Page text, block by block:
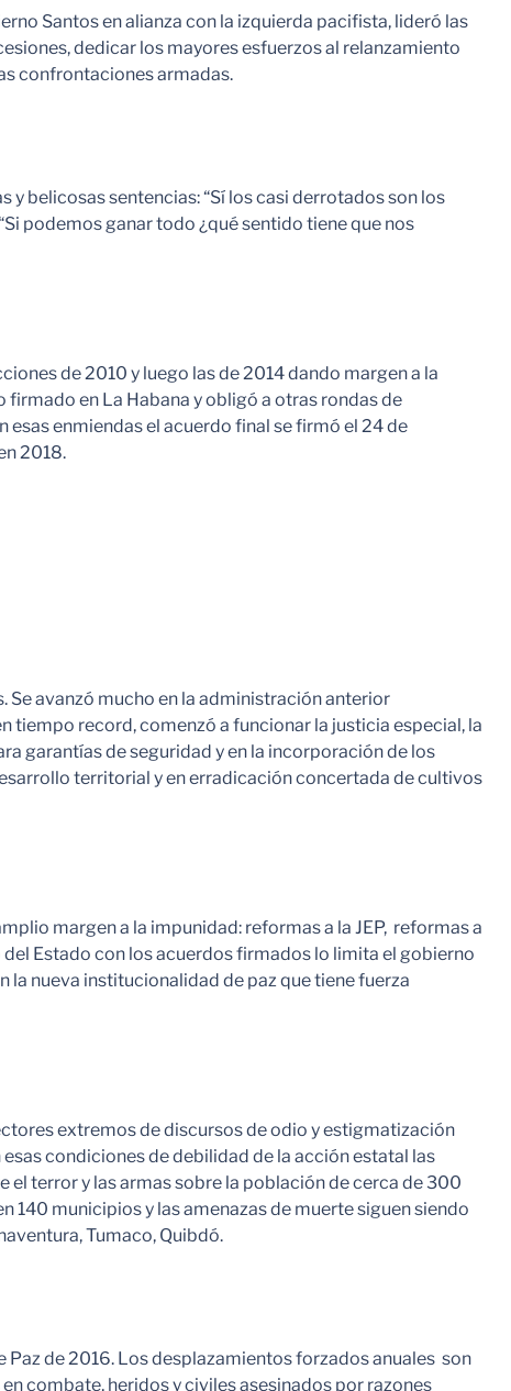
Santos en alianza con la izquierda pacifista, lideró las
dedicar los mayores esfuerzos al relanzamiento
confrontaciones armadas.
belicosas sentencias: “Sí los casi derrotados son los
podemos ganar todo ¿qué sentido tiene que nos
de 2010 y luego las de 2014 dando margen a la
en La Habana y obligó a otras rondas de
enmiendas el acuerdo final se firmó el 24 de
2018.
Se avanzó mucho en la administración anterior
tiempo record, comenzó a funcionar la justicia especial, la
garantías de seguridad y en la incorporación de los
territorial y en erradicación concertada de cultivos
margen a la impunidad: reformas a la JEP, reformas a
Estado con los acuerdos firmados lo limita el gobierno
nueva institucionalidad de paz que tiene fuerza
extremos de discursos de odio y estigmatización
condiciones de debilidad de la acción estatal las
terror y las armas sobre la población de cerca de 300
140 municipios y las amenazas de muerte siguen siendo
Tumaco, Quibdó.
de 2016. Los desplazamientos forzados anuales son
combate, heridos y civiles asesinados por razones